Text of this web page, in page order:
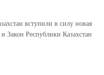
вступили в силу новая
Закон Республики Казахстан